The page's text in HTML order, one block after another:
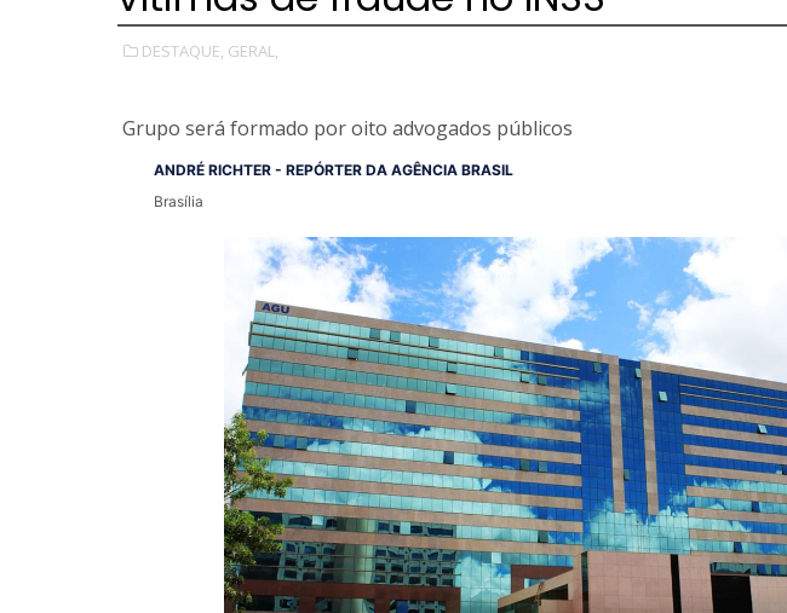
DESTAQUE, GERAL,
Grupo será formado por oito advogados públicos
ANDRÉ RICHTER - REPÓRTER DA AGÊNCIA BRASIL
Brasília